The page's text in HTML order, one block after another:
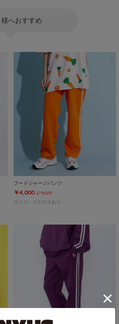
へおすすめ
フードジャージパンツ
￥4,000 27%OFF
サイズ：1/2/3/4 あり